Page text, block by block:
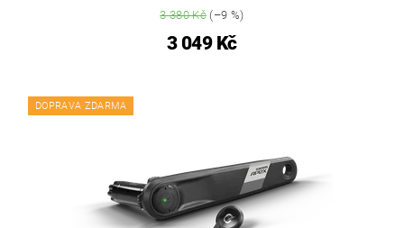
3 380 Kč(–9 %)
3 049 Kč
DOPRAVA ZDARMA